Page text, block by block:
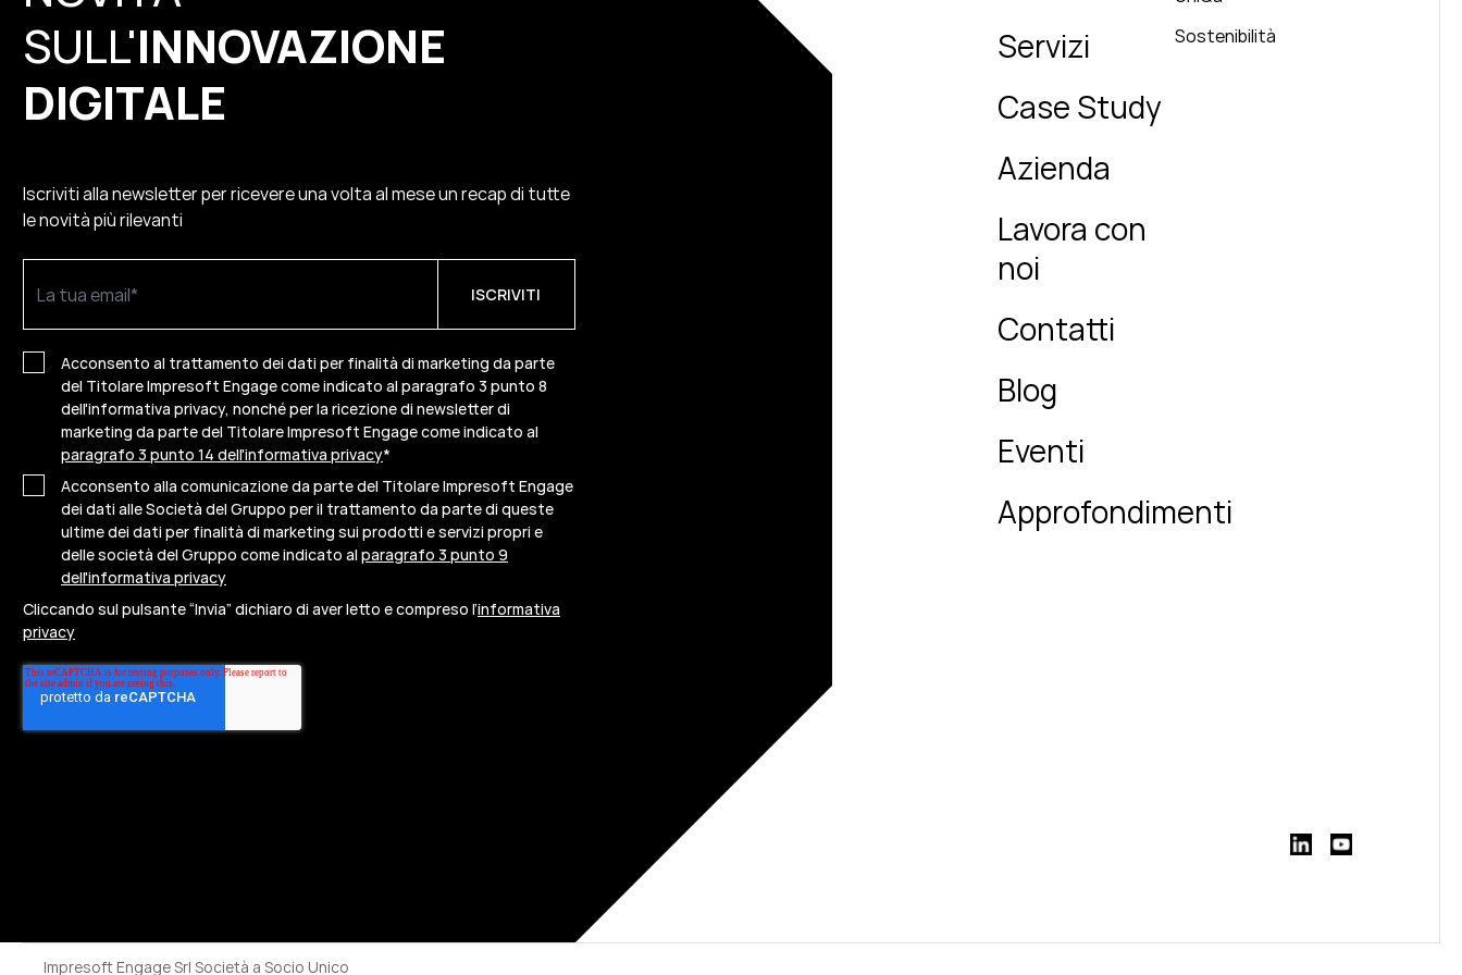
SULL'INNOVAZIONE
DIGITALE
Iscriviti alla newsletter per ricevere una volta al mese un recap di tutte
le novità più rilevanti
Acconsento al trattamento dei dati per finalità di marketing da parte
del Titolare Impresoft Engage come indicato al paragrafo 3 punto 8
dell'informativa privacy, nonché per la ricezione di newsletter di
marketing da parte del Titolare Impresoft Engage come indicato al
paragrafo 3 punto 14 dell'informativa privacy*
Acconsento alla comunicazione da parte del Titolare Impresoft Engage
dei dati alle Società del Gruppo per il trattamento da parte di queste
ultime dei dati per finalità di marketing sui prodotti e servizi propri e
delle società del Gruppo come indicato al paragrafo 3 punto 9
dell'informativa privacy
Cliccando sul pulsante “Invia” dichiaro di aver letto e compreso l’informativa
privacy
Servizi
Case Study
Azienda
Lavora con
noi
Contatti
Blog
Eventi
Approfondimenti
Sostenibilità
Impresoft Engage Srl Società a Socio Unico